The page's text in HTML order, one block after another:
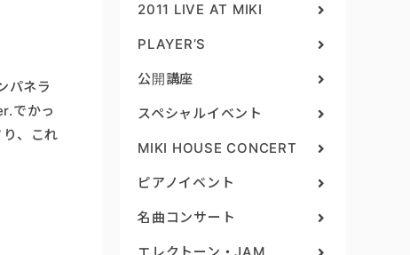
パネラ
でかっ
、これ
2011 LIVE AT MIKI
PLAYER’S
公開講座
スペシャルイベント
MIKI HOUSE CONCERT
ピアノイベント
名曲コンサート